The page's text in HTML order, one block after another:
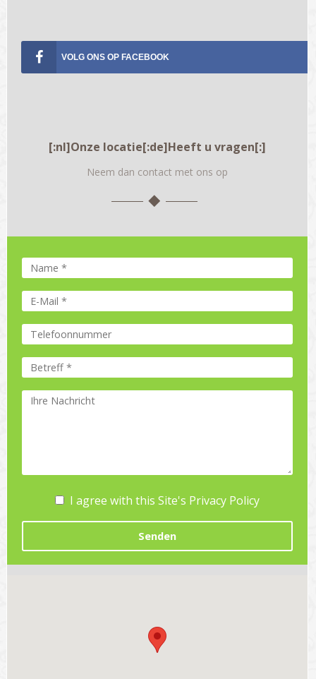
VOLG ONS OP
[:nl]Onze locatie[:de]Heeft u vragen[:]
Neem dan contact met ons op
I agree with this Site's Privacy Policy